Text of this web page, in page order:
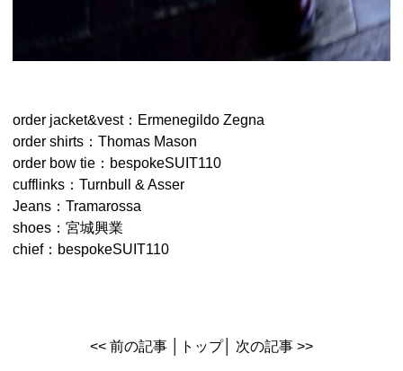
order jacket&vest：Ermenegildo Zegna
order shirts：Thomas Mason
order bow tie：bespokeSUIT110
cufflinks：Turnbull & Asser
Jeans：Tramarossa
shoes：宮城興業
chief：bespokeSUIT110
<< 前の記事 トップ│ 次の記事 >>